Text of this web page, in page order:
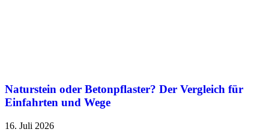
Naturstein oder Betonpflaster? Der Vergleich für
Einfahrten und Wege
16. Juli 2026